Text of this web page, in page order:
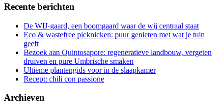
Recente berichten
De WIJ-gaard, een boomgaard waar de wij centraal staat
Eco & wastefree picknicken: puur genieten met wat je tuin
geeft
Bezoek aan Quintosapore: regeneratieve landbouw, vergeten
druiven en pure Umbrische smaken
Ultieme plantengids voor in de slaapkamer
Recept: chili con passione
Archieven